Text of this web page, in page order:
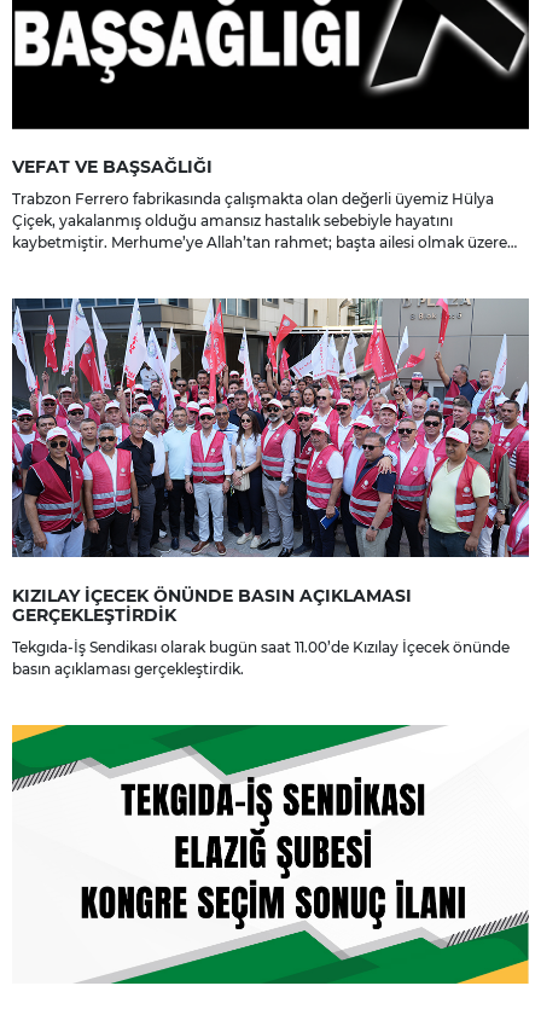
VEFAT VE BAŞSAĞLIĞI
Trabzon Ferrero fabrikasında çalışmakta olan değerli üyemiz Hülya
Çiçek, yakalanmış olduğu amansız hastalık sebebiyle hayatını
kaybetmiştir. Merhume’ye Allah’tan rahmet; başta ailesi olmak üzere
KIZILAY İÇECEK ÖNÜNDE BASIN AÇIKLAMASI
GERÇEKLEŞTİRDİK
Tekgıda-İş Sendikası olarak bugün saat 11.00’de Kızılay İçecek önünde
basın açıklaması gerçekleştirdik.